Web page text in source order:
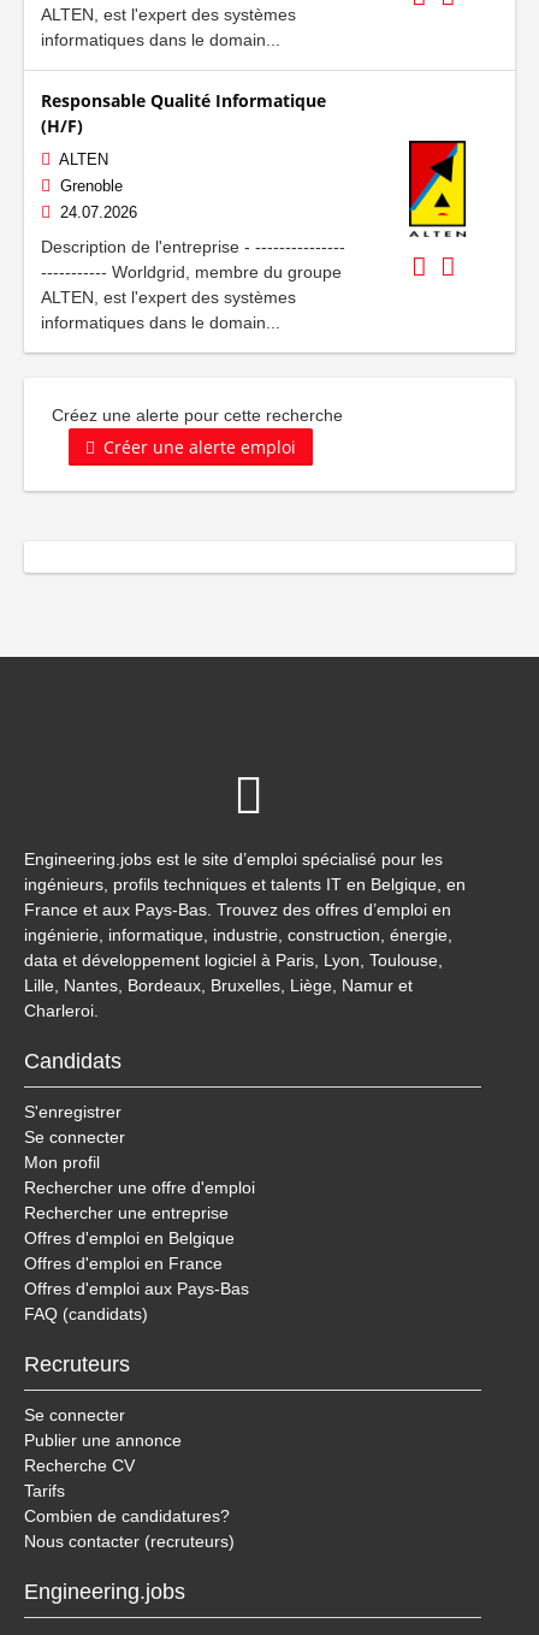
ALTEN, est l'expert des systèmes
informatiques dans le domain...
Responsable Qualité Informatique
(H/F)
ALTEN
Grenoble
24.07.2026
Description de l'entreprise - ---------------
----------- Worldgrid, membre du groupe
ALTEN, est l'expert des systèmes
informatiques dans le domain...
Créez une alerte pour cette recherche
Créer une alerte emploi
Engineering.jobs est le site d’emploi spécialisé pour les
ingénieurs, profils techniques et talents IT en Belgique, en
France et aux Pays-Bas. Trouvez des offres d’emploi en
ingénierie, informatique, industrie, construction, énergie,
data et développement logiciel à Paris, Lyon, Toulouse,
Lille, Nantes, Bordeaux, Bruxelles, Liège, Namur et
Charleroi.
Candidats
S'enregistrer
Se connecter
Mon profil
Rechercher une offre d'emploi
Rechercher une entreprise
Offres d'emploi en Belgique
Offres d'emploi en France
Offres d'emploi aux Pays-Bas
FAQ (candidats)
Recruteurs
Se connecter
Publier une annonce
Recherche CV
Tarifs
Combien de candidatures?
Nous contacter (recruteurs)
Engineering.jobs